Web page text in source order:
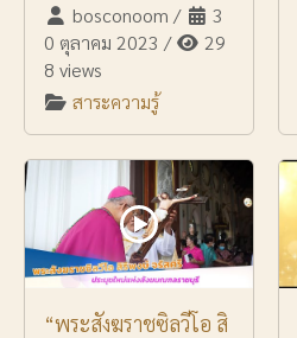
bosconoom /
3
0 ตุลาคม 2023 /
29
8 views
สาระความรู้
“พระสังฆราชซิลวีโอ สิ